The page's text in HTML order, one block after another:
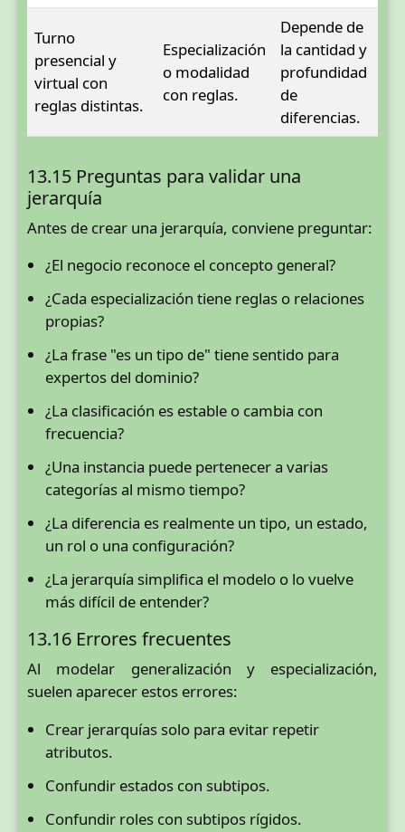
Turno
presencial y
virtual con
reglas distintas.
Especialización
o modalidad
con reglas.
Depende de
la cantidad y
profundidad
de
diferencias.
13.15 Preguntas para validar una
jerarquía
Antes de crear una jerarquía, conviene preguntar:
¿El negocio reconoce el concepto general?
¿Cada especialización tiene reglas o relaciones
propias?
¿La frase "es un tipo de" tiene sentido para
expertos del dominio?
¿La clasificación es estable o cambia con
frecuencia?
¿Una instancia puede pertenecer a varias
categorías al mismo tiempo?
¿La diferencia es realmente un tipo, un estado,
un rol o una configuración?
¿La jerarquía simplifica el modelo o lo vuelve
más difícil de entender?
13.16 Errores frecuentes
Al modelar generalización y especialización,
suelen aparecer estos errores:
Crear jerarquías solo para evitar repetir
atributos.
Confundir estados con subtipos.
Confundir roles con subtipos rígidos.